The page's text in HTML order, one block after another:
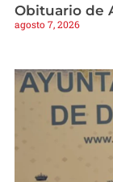
Obituario de
agosto 7, 2026